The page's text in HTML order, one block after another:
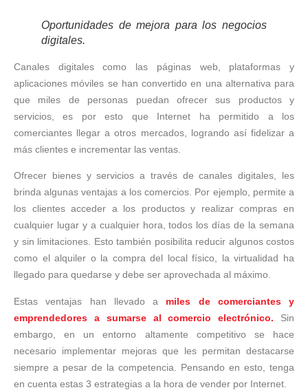
Oportunidades de mejora para los negocios
digitales.
Canales digitales como las páginas web, plataformas y
aplicaciones móviles se han convertido en una alternativa para
que miles de personas puedan ofrecer sus productos y
servicios, es por esto que Internet ha permitido a los
comerciantes llegar a otros mercados, logrando así fidelizar a
más clientes e incrementar las ventas.
Ofrecer bienes y servicios a través de canales digitales, les
brinda algunas ventajas a los comercios. Por ejemplo, permite a
los clientes acceder a los productos y realizar compras en
cualquier lugar y a cualquier hora, todos los días de la semana
y sin limitaciones. Esto también posibilita reducir algunos costos
como el alquiler o la compra del local físico, la virtualidad ha
llegado para quedarse y debe ser aprovechada al máximo.
Estas ventajas han llevado a miles de comerciantes y
emprendedores a sumarse al comercio electrónico. Sin
embargo, en un entorno altamente competitivo se hace
necesario implementar mejoras que les permitan destacarse
siempre a pesar de la competencia. Pensando en esto, tenga
en cuenta estas 3 estrategias a la hora de vender por Internet.